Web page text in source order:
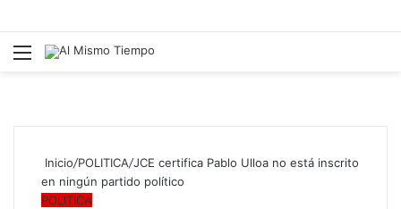
Menú
Inicio/POLITICA/JCE certifica Pablo Ulloa no está inscrito
en ningún partido político
POLITICA